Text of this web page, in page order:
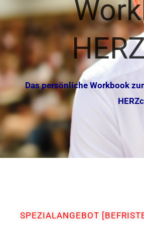
Das persönliche Workbook
SPEZIALANGEBOT